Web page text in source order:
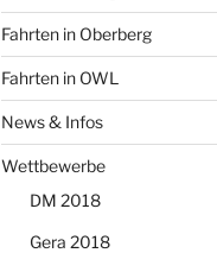
Fahrten in Oberberg
Fahrten in OWL
News & Infos
Wettbewerbe
DM 2018
Gera 2018